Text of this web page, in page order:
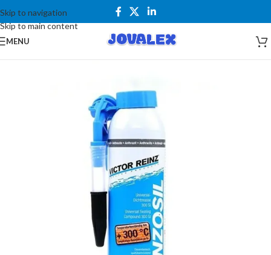
Skip to navigation
Skip to main content
MENU